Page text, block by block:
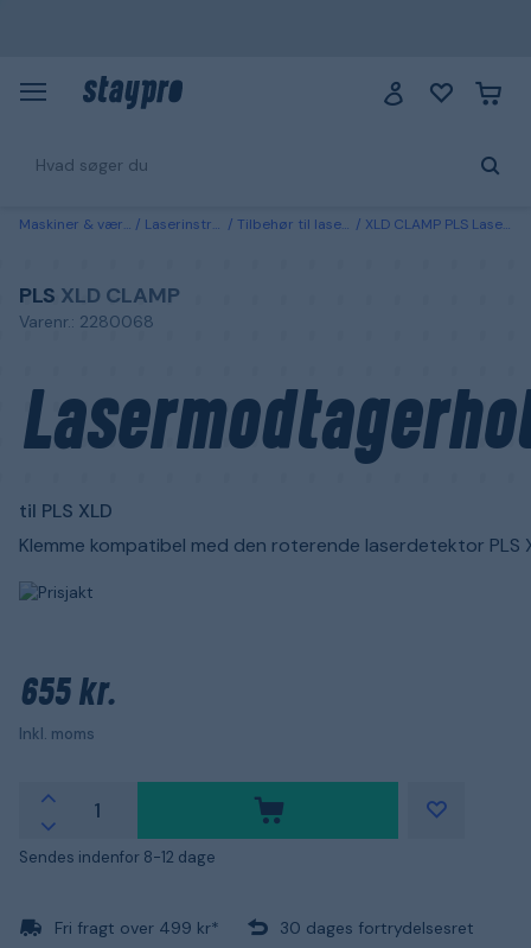
Maskiner & værktøj Laserinstrument Tilbehør til laserinstrumenter XLD CLAMP PLS Lasermodtagerholder til PLS XLD
PLS XLD CLAMP
Varenr.: 2280068
til PLS XLD
Klemme kompatibel med den roterende laserdetektor PLS
655 kr.
Inkl. moms
Sendes indenfor 8-12 dage
Fri fragt over 499 kr* 30 dages fortrydelsesret